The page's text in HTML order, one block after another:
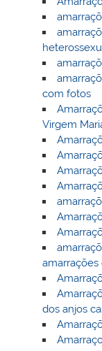
com fotos
Virgem
dos anjos